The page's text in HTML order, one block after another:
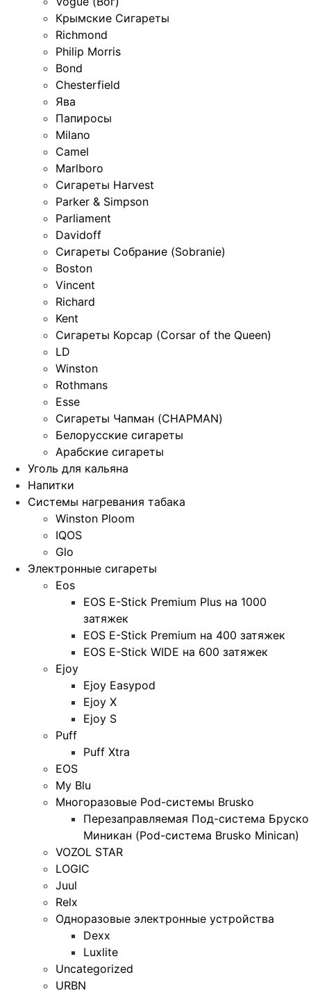
Крымские Сигареты
Richmond
Philip Morris
Bond
Chesterfield
Ява
Папиросы
Milano
Camel
Marlboro
Сигареты Harvest
Parker & Simpson
Parliament
Davidoff
Сигареты Собрание (Sobranie)
Boston
Vincent
Richard
Kent
Сигареты Корсар (Corsar of the Queen)
LD
Winston
Rothmans
Esse
Сигареты Чапман (CHAPMAN)
Белорусские сигареты
Арабские сигареты
Уголь для кальяна
Напитки
Системы нагревания табака
Winston Ploom
IQOS
Glo
Электронные сигареты
Eos
EOS E-Stick Premium Plus на 1000
затяжек
EOS E-Stick Premium на 400 затяжек
EOS E-Stick WIDE на 600 затяжек
Ejoy
Ejoy Easypod
Ejoy X
Ejoy S
Puff
Puff Xtra
EOS
My Blu
Многоразовые Pod-системы Brusko
Перезаправляемая Под-система Бруско
Миникан (Pod-система Brusko Minican)
VOZOL STAR
LOGIC
Juul
Relx
Одноразовые электронные устройства
Dexx
Luxlite
Uncategorized
URBN